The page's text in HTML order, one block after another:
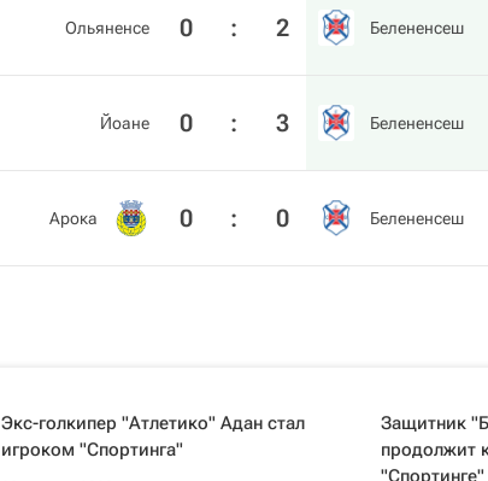
Ольяненсе 0 : 2 Белененсеш
Йоане 0 : 3 Белененсеш
Арока 0 : 0 Белененсеш
Экс-голкипер "Атлетико" Адан стал
игроком "Спортинга"
Защитник
продолжит
"Спортинге"